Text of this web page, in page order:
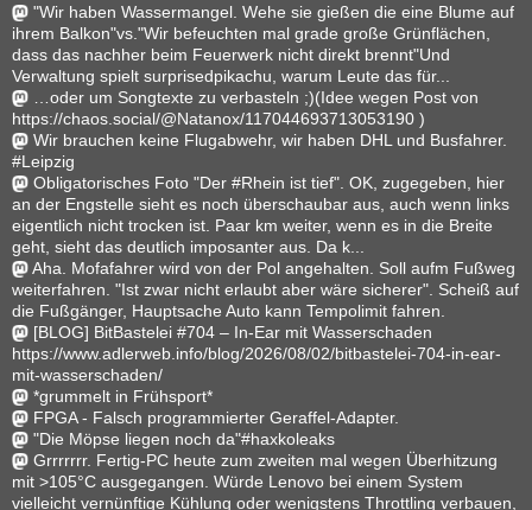
"Wir haben Wassermangel. Wehe sie gießen die eine Blume auf
ihrem Balkon"vs."Wir befeuchten mal grade große Grünflächen,
dass das nachher beim Feuerwerk nicht direkt brennt"Und
Verwaltung spielt surprisedpikachu, warum Leute das für...
…oder um Songtexte zu verbasteln ;)(Idee wegen Post von
https://chaos.social/@Natanox/117044693713053190 )
Wir brauchen keine Flugabwehr, wir haben DHL und Busfahrer.
#Leipzig
Obligatorisches Foto "Der #Rhein ist tief". OK, zugegeben, hier
an der Engstelle sieht es noch überschaubar aus, auch wenn links
eigentlich nicht trocken ist. Paar km weiter, wenn es in die Breite
geht, sieht das deutlich imposanter aus. Da k...
Aha. Mofafahrer wird von der Pol angehalten. Soll aufm Fußweg
weiterfahren. "Ist zwar nicht erlaubt aber wäre sicherer". Scheiß auf
die Fußgänger, Hauptsache Auto kann Tempolimit fahren.
[BLOG] BitBastelei #704 – In-Ear mit Wasserschaden
https://www.adlerweb.info/blog/2026/08/02/bitbastelei-704-in-ear-
mit-wasserschaden/
*grummelt in Frühsport*
FPGA - Falsch programmierter Geraffel-Adapter.
"Die Möpse liegen noch da"#haxkoleaks
Grrrrrrr. Fertig-PC heute zum zweiten mal wegen Überhitzung
mit >105°C ausgegangen. Würde Lenovo bei einem System
vielleicht vernünftige Kühlung oder wenigstens Throttling verbauen,